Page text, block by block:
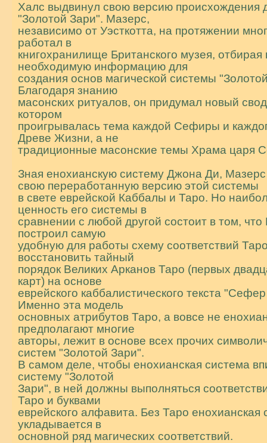
Халс выдвинул свою версию происхождения
"Золотой Зари". Мазерс,
независимо от Уэсткотта, на протяжении
работал в
книгохранилище Британского музея, отбирая
необходимую информацию для
создания основ магической системы
Благодаря знанию
масонских ритуалов, он придумал новый
котором
проигрывалась тема каждой Сефиры и
Древе Жизни, а не
традиционные масонские темы Храма царя
Зная енохианскую систему Джона Ди,
свою переработанную версию этой системы
в свете еврейской Каббалы и Таро. Но
ценность его системы в
сравнении с любой другой состоит в том,
построил самую
удобную для работы схему соответствий
восстановить тайный
порядок Великих Аpканов Таро (первых
карт) на основе
еврейского каббалистического текста
Именно эта модель
основных атрибутов Таро, а вовсе не
предполагают многие
авторы, лежит в основе всех прочих
систем "Золотой Зари".
В самом деле, чтобы енохианская система
систему "Золотой
Зари", в ней должны выполняться
Таро и буквами
еврейского алфавита. Без Таро енохианская
укладывается в
основной ряд магических соответствий.